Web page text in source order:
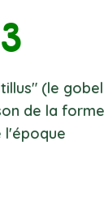
(le
de la forme
l'époque